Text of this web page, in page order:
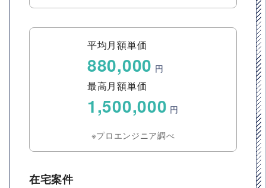
平均月額単価
880,000 円
最高月額単価
1,500,000 円
※プロエンジニア調べ
在宅案件